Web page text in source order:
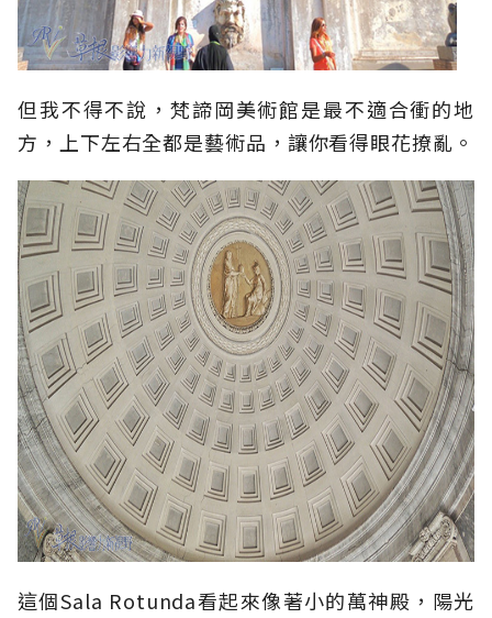
但我不得不說，梵諦岡美術館是最不適合衝的地
方，上下左右全都是藝術品，讓你看得眼花撩亂。
這個Sala Rotunda看起來像著小的萬神殿，陽光